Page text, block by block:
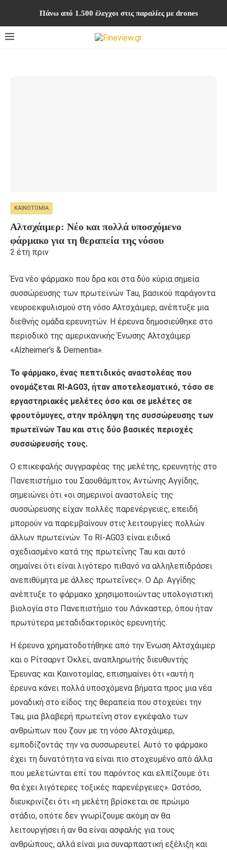
Πάνω από 1.500 έλεγχοι στις παραλίες με drones
ΚΑΙΝΟΤΟΜΊΑ
Αλτσχάιμερ: Νέο και πολλά υποσχόμενο
φάρμακο για τη θεραπεία της νόσου
2 έτη πριν
Ένα νέο φάρμακο που δρα και στα δύο κύρια σημεία
συσσώρευσης των πρωτεϊνών Tau, βασικού παράγοντα
νευροεκφυλισμού στη νόσο Αλτσχάιμερ, ανέπτυξε μια
διεθνής ομάδα ερευνητών. Η έρευνα δημοσιεύθηκε στο
περιοδικό της αμερικανικής Ένωσης Αλτσχάιμερ
«Alzheimer’s & Dementia».
Το φάρμακο, ένας πεπτιδικός αναστολέας που
ονομάζεται RI-AG03, ήταν αποτελεσματικό, τόσο σε
εργαστηριακές μελέτες όσο και σε μελέτες σε
φρουτόμυγες, στην πρόληψη της συσσώρευσης των
πρωτεϊνών Tau και στις δύο βασικές περιοχές
συσσώρευσής τους.
Ο επικεφαλής συγγραφέας της μελέτης, ερευνητής στο
Πανεπιστήμιο του Σαουθάμπτον, Αντώνης Αγγίδης,
σημειώνει ότι «οι σημερινοί αναστολείς της
συσσώρευσης είχαν πολλές παρενέργειες, επειδή
μπορούν να παρεμβαίνουν στις λειτουργίες πολλών
άλλων πρωτεϊνών. Το RI-AG03 είναι ειδικά
σχεδιασμένο κατά της πρωτεΐνης Tau και αυτό
σημαίνει ότι είναι λιγότερο πιθανό να αλληλεπιδράσει
ανεπιθύμητα με άλλες πρωτεΐνες». Ο Δρ. Αγγίδης
ανέπτυξε το φάρμακο χρησιμοποιώντας υπολογιστική
βιολογία στο Πανεπιστήμιο του Λάνκαστερ, όπου ήταν
πρωτύτερα μεταδιδακτορικός ερευνητής.
Η έρευνα χρηματοδοτήθηκε από την Ένωση Αλτσχάιμερ
και ο Ρίτσαρντ Όκλεϊ, αναπληρωτής διευθυντής
Έρευνας και Καινοτομίας, επισημαίνει ότι «αυτή η
έρευνα κάνει πολλά υποσχόμενα βήματα προς μια νέα
μοναδική στο είδος της θεραπεία που στοχεύει την
Tau, μια βλαβερή πρωτεΐνη στον εγκέφαλο των
ανθρώπων που ζουν με τη νόσο Αλτσχάιμερ,
εμποδίζοντάς την να συσσωρευτεί. Αυτό το φάρμακο
έχει τη δυνατότητα να είναι πιο στοχευμένο από άλλα
που μελετώνται επί του παρόντος και ελπίζουμε ότι
θα έχει λιγότερες τοξικές παρενέργειες». Ωστόσο,
διευκρινίζει ότι «η μελέτη βρίσκεται σε πρώιμο
στάδιο, οπότε δεν γνωρίζουμε ακόμη αν θα
λειτουργήσει ή αν θα είναι ασφαλής για τους
ανθρώπους, αλλά είναι μια συναρπαστική εξέλιξη και